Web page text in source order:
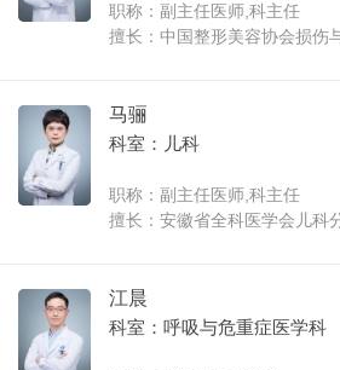
职称：副主任医师,科主任
擅长：中国整形美容协会损伤
会委员、中西医结合学会医学
整形分会委员等。从事烧伤整
马骊
科室：儿科
职称：副主任医师,科主任
擅长：安徽省全科医学会儿科
儿童健康体检、发育行为及儿
体的儿童健康管理中心。在儿
江晨
科室：呼吸与危重症医学科